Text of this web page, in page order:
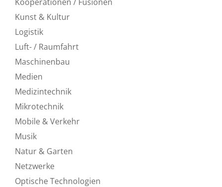
Kunst & Kultur
Logistik
Luft- / Raumfahrt
Maschinenbau
Medien
Medizintechnik
Mikrotechnik
Mobile & Verkehr
Musik
Natur & Garten
Netzwerke
Optische Technologien